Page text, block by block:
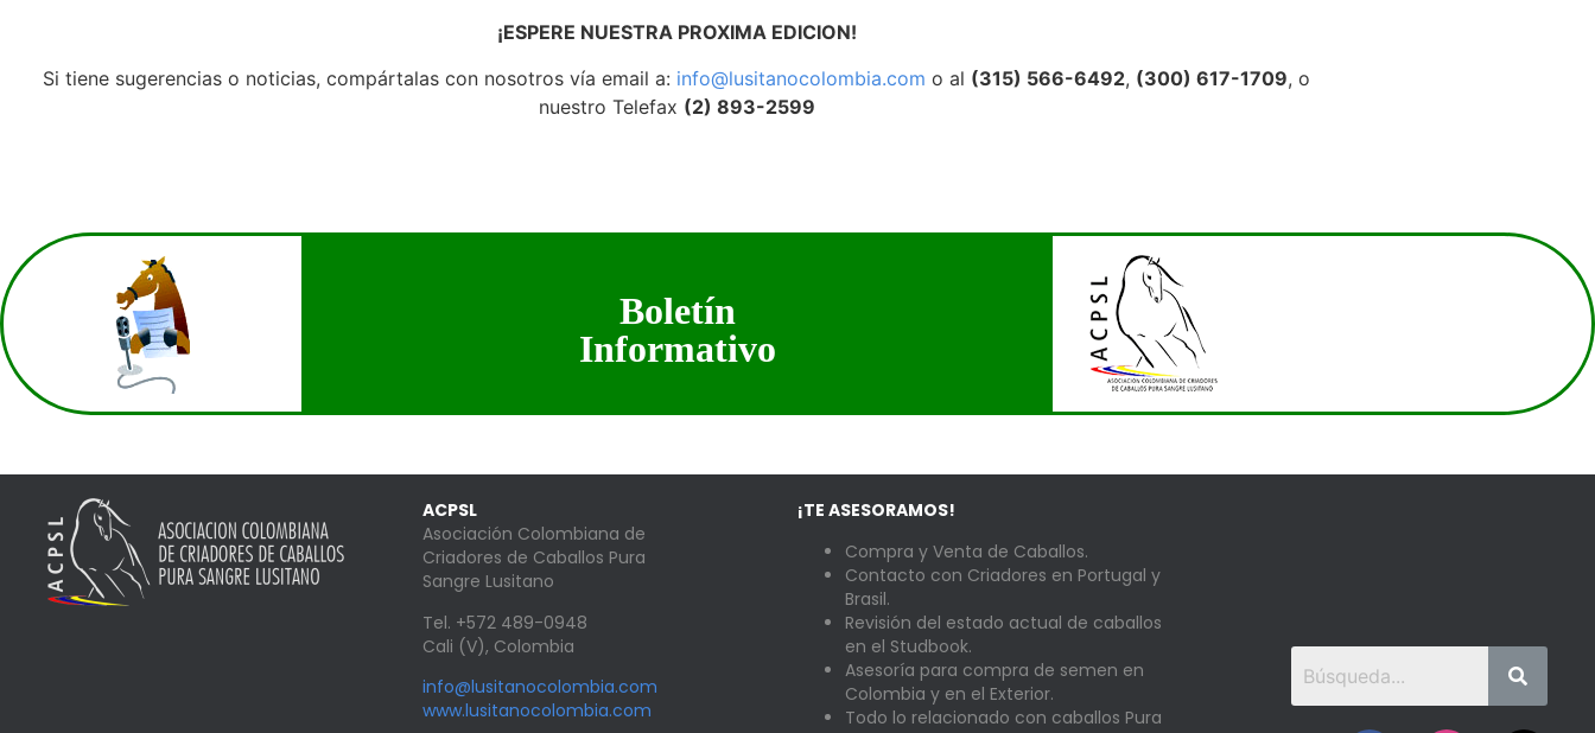
¡ESPERE NUESTRA PROXIMA EDICION!
Si tiene sugerencias o noticias, compártalas con nosotros vía email a: info@lusitanocolombia.com o al (315) 566-6492, (300) 617-1709, o
nuestro Telefax (2) 893-2599
Boletín
Informativo
ACPSL
Asociación Colombiana de
Criadores de Caballos Pura
Sangre Lusitano
Tel. +572 489-0948
Cali (V), Colombia
info@lusitanocolombia.com
www.lusitanocolombia.com
¡TE ASESORAMOS!
Compra y Venta de Caballos.
Contacto con Criadores en Portugal y
Brasil.
Revisión del estado actual de caballos
en el Studbook.
Asesoría para compra de semen en
Colombia y en el Exterior.
Todo lo relacionado con caballos Pura